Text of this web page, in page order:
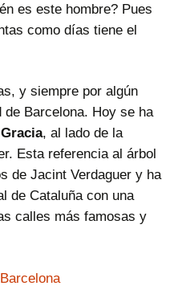
es este hombre? Pues
como días tiene el
y siempre por algún
Barcelona. Hoy se ha
, al lado de la
Esta referencia al árbol
de Jacint Verdaguer y ha
de Cataluña con una
calles más famosas y